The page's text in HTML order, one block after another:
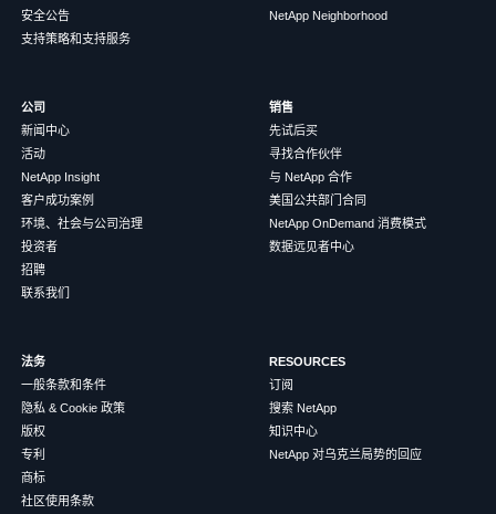
安全公告
支持策略和支持服务
NetApp Neighborhood
公司
新闻中心
活动
NetApp Insight
客户成功案例
环境、社会与公司治理
投资者
招聘
联系我们
销售
先试后买
寻找合作伙伴
与 NetApp 合作
美国公共部门合同
NetApp OnDemand 消费模式
数据远见者中心
法务
一般条款和条件
隐私 & Cookie 政策
版权
专利
商标
社区使用条款
RESOURCES
订阅
搜索 NetApp
知识中心
NetApp 对乌克兰局势的回应